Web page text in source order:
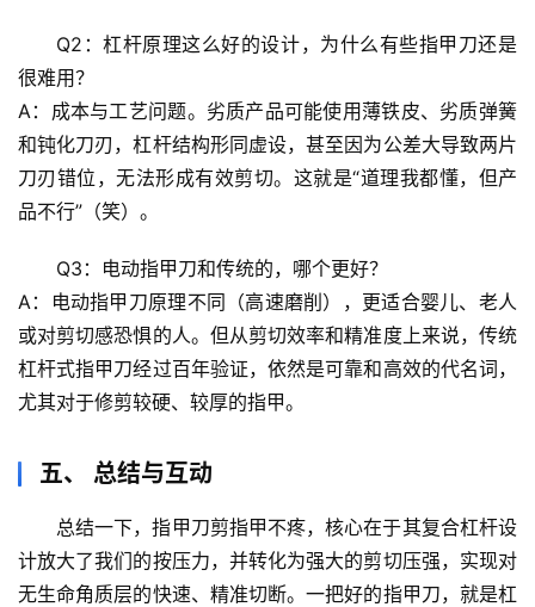
Q2：杠杆原理这么好的设计，为什么有些指甲刀还是
很难用？
A：成本与工艺问题。劣质产品可能使用薄铁皮、劣质弹簧
和钝化刀刃，杠杆结构形同虚设，甚至因为公差大导致两片
刀刃错位，无法形成有效剪切。这就是“道理我都懂，但产
品不行”（笑）。
Q3：电动指甲刀和传统的，哪个更好？
A：电动指甲刀原理不同（高速磨削），更适合婴儿、老人
或对剪切感恐惧的人。但从剪切效率和精准度上来说，传统
杠杆式指甲刀经过百年验证，依然是可靠和高效的代名词，
尤其对于修剪较硬、较厚的指甲。
五、 总结与互动
总结一下，指甲刀剪指甲不疼，核心在于其复合杠杆设
计放大了我们的按压力，并转化为强大的剪切压强，实现对
无生命角质层的快速、精准切断。一把好的指甲刀，就是杠